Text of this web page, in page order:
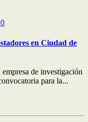
0
en Ciudad de
de investigación
para la...